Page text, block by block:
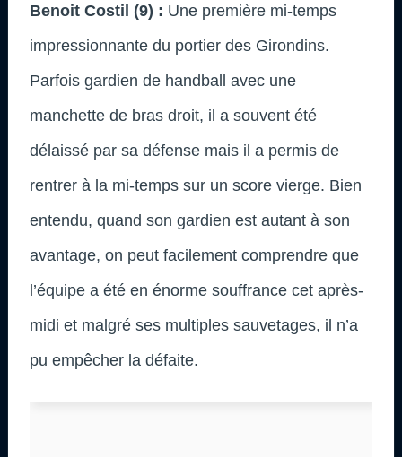
Benoit Costil (9) : Une première mi-temps
impressionnante du portier des Girondins.
Parfois gardien de handball avec une
manchette de bras droit, il a souvent été
délaissé par sa défense mais il a permis de
rentrer à la mi-temps sur un score vierge. Bien
entendu, quand son gardien est autant à son
avantage, on peut facilement comprendre que
l’équipe a été en énorme souffrance cet après-
midi et malgré ses multiples sauvetages, il n’a
pu empêcher la défaite.